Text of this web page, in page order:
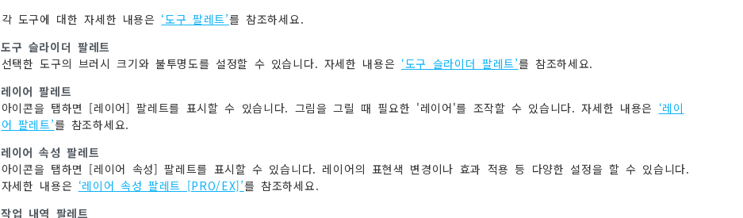
각 도구에 대한 자세한 내용은 ‘도구 팔레트’를 참조하세요.
도구 슬라이더 팔레트
선택한 도구의 브러시 크기와 불투명도를 설정할 수 있습니다. 자세한 내용은 ‘도구 슬라이더 팔레트’를 참조하세요.
레이어 팔레트
아이콘을 탭하면 [레이어] 팔레트를 표시할 수 있습니다. 그림을 그릴 때 필요한 '레이어'를 조작할 수 있습니다. 자세한 내용은 ‘레이
어 팔레트’를 참조하세요.
레이어 속성 팔레트
아이콘을 탭하면 [레이어 속성] 팔레트를 표시할 수 있습니다. 레이어의 표현색 변경이나 효과 적용 등 다양한 설정을 할 수 있습니다.
자세한 내용은 ‘레이어 속성 팔레트 [PRO/EX]’를 참조하세요.
작업 내역 팔레트